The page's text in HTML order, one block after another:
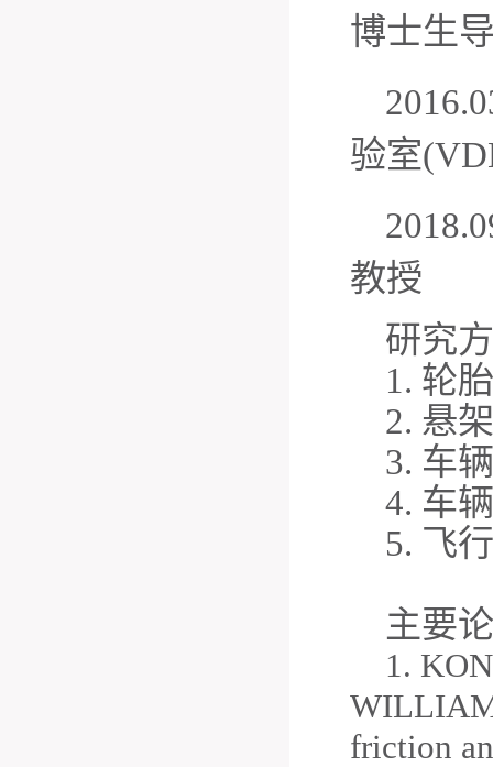
博士生
验室
教授
研究
1. 轮
2. 悬
3. 车
4. 车
5. 飞
主要
1.
WILLIAM
friction